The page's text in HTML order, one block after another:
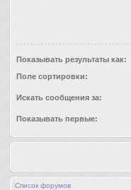
Показывать результаты как:
Поле сортировки:
Искать сообщения за:
Показывать первые:
Список форумов